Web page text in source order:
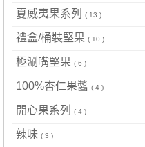
夏威夷果系列 ( 13 )
禮盒/桶裝堅果 ( 10 )
極涮嘴堅果 ( 6 )
100%杏仁果醬 ( 4 )
開心果系列 ( 4 )
辣味 ( 3 )